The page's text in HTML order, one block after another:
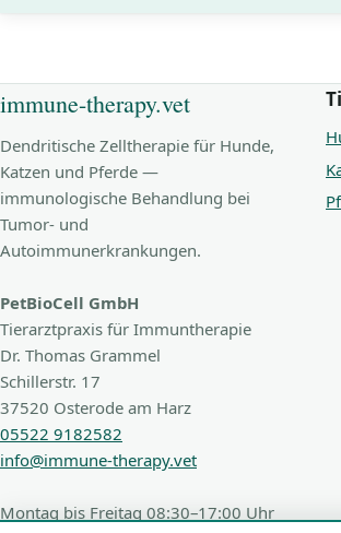
immune-therapy.vet
Dendritische Zelltherapie für Hunde,
Katzen und Pferde —
immunologische Behandlung bei
Tumor- und
Autoimmunerkrankungen.
PetBioCell GmbH
Tierarztpraxis für Immuntherapie
Dr. Thomas Grammel
Schillerstr. 17
37520 Osterode am Harz
05522 9182582
info@immune-therapy.vet
Montag bis Freitag 08:30–17:00 Uhr